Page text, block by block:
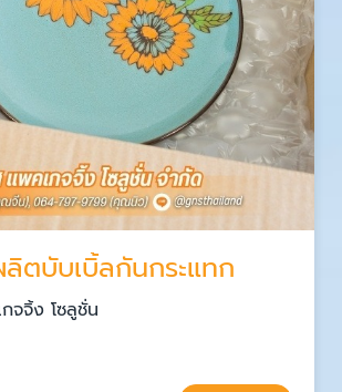
ลิตบับเบิ้ลกันกระแทก
จจิ้ง โซลูชั่น